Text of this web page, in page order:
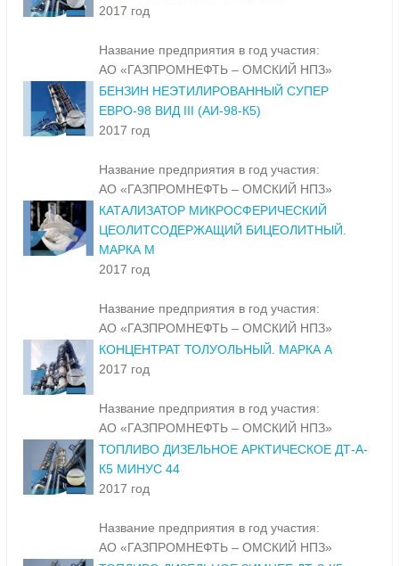
2017 год
Название предприятия в год участия:
АО «ГАЗПРОМНЕФТЬ – ОМСКИЙ НПЗ»
БЕНЗИН НЕЭТИЛИРОВАННЫЙ СУПЕР
ЕВРО-98 ВИД III (АИ-98-К5)
2017 год
Название предприятия в год участия:
АО «ГАЗПРОМНЕФТЬ – ОМСКИЙ НПЗ»
КАТАЛИЗАТОР МИКРОСФЕРИЧЕСКИЙ
ЦЕОЛИТСОДЕРЖАЩИЙ БИЦЕОЛИТНЫЙ.
МАРКА М
2017 год
Название предприятия в год участия:
АО «ГАЗПРОМНЕФТЬ – ОМСКИЙ НПЗ»
КОНЦЕНТРАТ ТОЛУОЛЬНЫЙ. МАРКА А
2017 год
Название предприятия в год участия:
АО «ГАЗПРОМНЕФТЬ – ОМСКИЙ НПЗ»
ТОПЛИВО ДИЗЕЛЬНОЕ АРКТИЧЕСКОЕ ДТ-А-
К5 МИНУС 44
2017 год
Название предприятия в год участия:
АО «ГАЗПРОМНЕФТЬ – ОМСКИЙ НПЗ»